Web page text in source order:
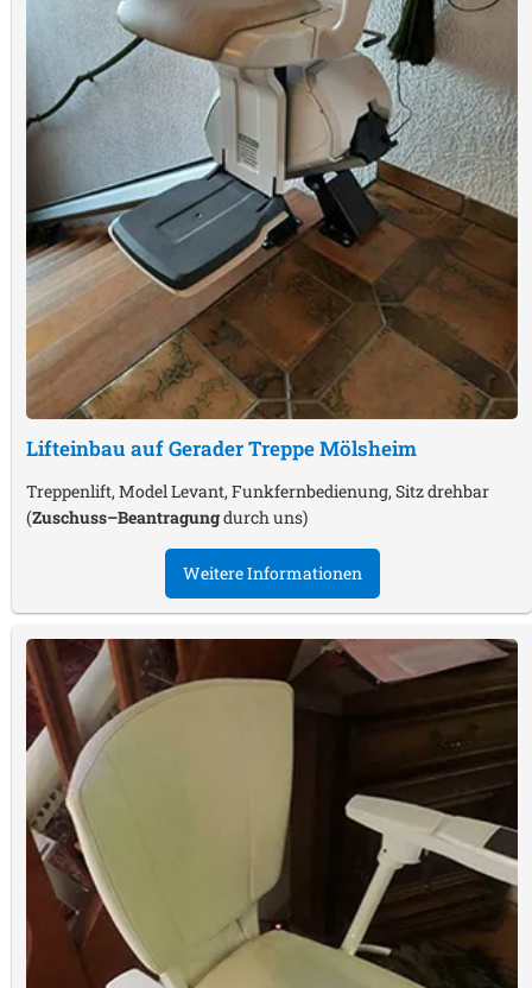
Lifteinbau auf Gerader TreppeMölsheim
Treppenlift, Model Levant, Funkfernbedienung, Sitz drehbar
(Zuschuss–Beantragungdurch uns)
Weitere Informationen